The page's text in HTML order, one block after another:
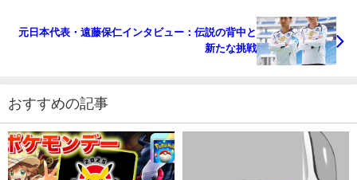
元日本代表・遠藤保仁インタビュー：伝説の背中と
新たな挑戦
おすすめの記事